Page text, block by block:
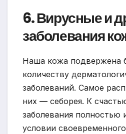
6. Вирусные и
заболевания
Наша кожа подвержена
количеству
заболеваний. Самое
них — себорея. К
заболевания полностью
условии